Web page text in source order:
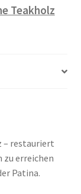
Teakholz
– restauriert
erreichen
Patina.